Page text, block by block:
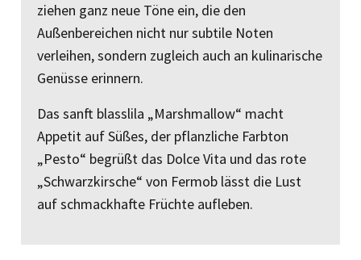
ziehen ganz neue Töne ein, die den
Außenbereichen nicht nur subtile Noten
verleihen, sondern zugleich auch an kulinarische
Genüsse erinnern.
Das sanft blasslila „Marshmallow“ macht
Appetit auf Süßes, der pflanzliche Farbton
„Pesto“ begrüßt das Dolce Vita und das rote
„Schwarzkirsche“ von Fermob lässt die Lust
auf schmackhafte Früchte aufleben.